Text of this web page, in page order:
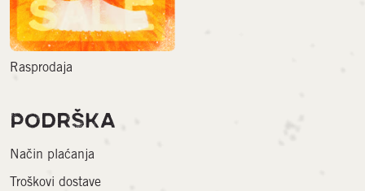
Rasprodaja
PODRŠKA
Način plaćanja
Troškovi dostave